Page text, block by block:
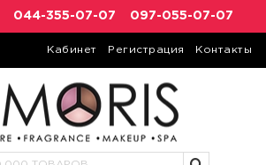
044-355-07-07 097-055-07-07
Кабинет Регистрация Контакты